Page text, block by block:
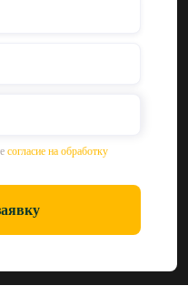
согласие на обработку